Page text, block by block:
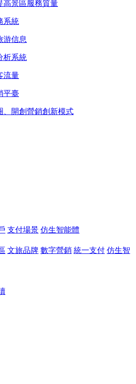
高景區服務質量
系統
游信息
析系統
流量
平臺
、開創營銷創新模式
支付場景 仿生智能體
文旅品牌 數字營銷 統一支付 仿生智